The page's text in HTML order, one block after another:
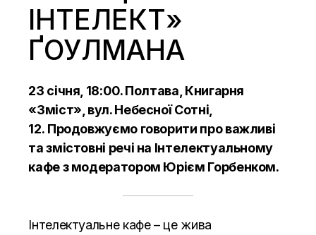
ІНТЕЛЕКТ»
ҐОУЛМАНА
23 січня, 18:00. Полтава, Книгарня
«Зміст», вул. Небесної Сотні,
12. Продовжуємо говорити про важливі
та змістовні речі на Інтелектуальному
кафе з модератором Юрієм Горбенком.
Інтелектуальне кафе – це жива